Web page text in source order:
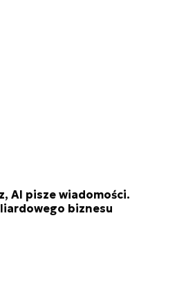
AI pisze wiadomości.
biznesu